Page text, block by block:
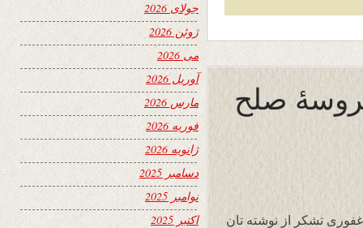
صلح
تشکر از نوشته تان
جولای 2026
ژوئن 2026
می 2026
آوریل 2026
مارس 2026
فوریه 2026
ژانویه 2026
دسامبر 2025
نوامبر 2025
اکتبر 2025